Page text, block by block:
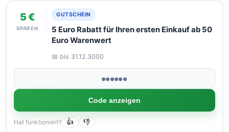
5 €
SPAREN
GUTSCHEIN
5 Euro Rabatt für Ihren ersten Einkauf ab 50
Euro Warenwert
📅 bis 31.12.3000
●●●●●●
Code anzeigen
Hat funktioniert? 👍 👎